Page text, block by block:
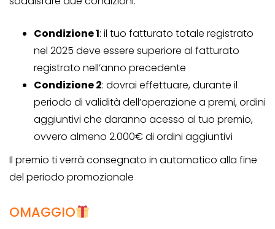
Condizione 1: il tuo fatturato totale registrato
nel 2025 deve essere superiore al fatturato
registrato nell’anno precedente
Condizione 2: dovrai effettuare, durante il
periodo di validità dell’operazione a premi, ordini
aggiuntivi che daranno acesso al tuo premio,
ovvero almeno 2.000€ di ordini aggiuntivi
Il premio ti verrà consegnato in automatico alla fine
del periodo promozionale
OMAGGIO